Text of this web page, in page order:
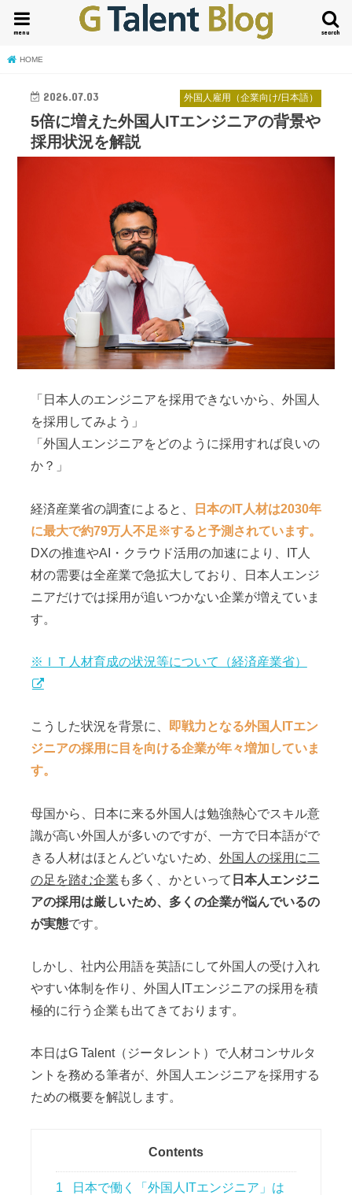
search
menu
HOME
外国人雇用（企業向け/日本語）
2026.07.03
5倍に増えた外国人ITエンジニアの背景や
採用状況を解説
「日本人のエンジニアを採用できないから、外国人
を採用してみよう」
「外国人エンジニアをどのように採用すれば良いの
か？」
経済産業省の調査によると、
日本のIT人材は2030年
に最大で約79万人不足※すると予測されています。
DXの推進やAI・クラウド活用の加速により、IT人
材の需要は全産業で急拡大しており、日本人エンジ
ニアだけでは採用が追いつかない企業が増えていま
す。
※ＩＴ人材育成の状況等について（経済産業省）
こうした状況を背景に、
即戦力となる外国人ITエン
ジニアの採用に目を向ける企業が年々増加していま
す。
母国から、日本に来る外国人は勉強熱心でスキル意
識が高い外国人が多いのですが、一方で日本語がで
きる人材はほとんどいないため、 外国人の採用に二
の足を踏む企業 も多く、かといって 日本人エンジニ
アの採用は厳しいため、多くの企業が悩んでいるの
が実態です。
しかし、社内公用語を英語にして外国人の受け入れ
やすい体制を作り、外国人ITエンジニアの採用を積
極的に行う企業も出てきております。
本日はG Talent（ジータレント）で人材コンサルタ
ントを務める筆者が、外国人エンジニアを採用する
ための概要を解説します。
Contents
1
日本で働く「外国人ITエンジニア」は